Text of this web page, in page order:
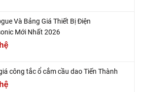
Và Bảng Giá Thiết Bị Điện
Mới Nhất 2026
công tắc ổ cắm cầu dao Tiến Thành